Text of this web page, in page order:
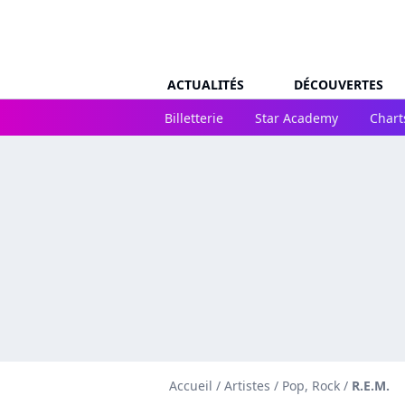
ACTUALITÉS
DÉCOUVERTES
Billetterie
Star Academy
Accueil / Artistes / Pop, Rock / R.E.M.